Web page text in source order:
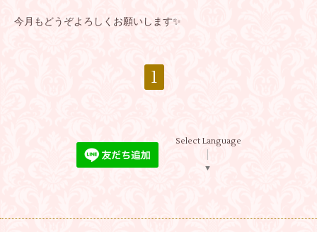
今月もどうぞよろしくお願いします✨
1
Select Language
▼